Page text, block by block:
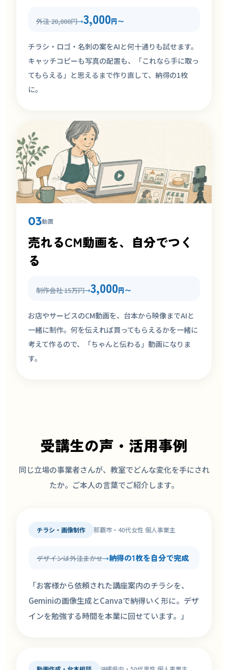
外注 20,000円→3,000円〜
チラシ・ロゴ・名刺の案をAIと何十通りも試せます。
キャッチコピーも写真の配置も、「これなら手に取っ
てもらえる」と思えるまで作り直して、納得の1枚
に。
03動画
売れるCM動画を、自分でつく
る
制作会社 15万円→3,000円〜
お店やサービスのCM動画を、台本から映像までAIと
一緒に制作。何を伝えれば買ってもらえるかを一緒に
考えて作るので、「ちゃんと伝わる」動画になりま
す。
受講生の声・活用事例
同じ立場の事業者さんが、教室でどんな変化を手にされ
たか。ご本人の言葉でご紹介します。
チラシ・画像制作 那覇市・40代女性 個人事業主
デザインは外注まかせ→納得の1枚を自分で完成
「お客様から依頼された講座案内のチラシを、
Geminiの画像生成とCanvaで納得いく形に。デザ
インを勉強する時間を本業に回せています。」